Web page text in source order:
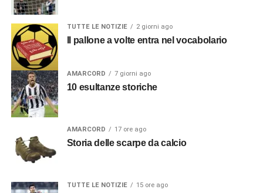
TUTTE LE NOTIZIE 2 giorni ago
Il pallone a volte entra nel vocabolario
AMARCORD 7 giorni ago
10 esultanze storiche
AMARCORD 17 ore ago
Storia delle scarpe da calcio
TUTTE LE NOTIZIE 15 ore ago